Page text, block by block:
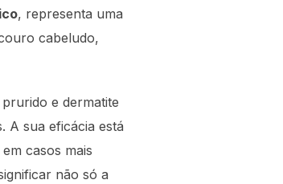
, representa uma
cabeludo,
e dermatite
A sua eficácia está
casos mais
não só a